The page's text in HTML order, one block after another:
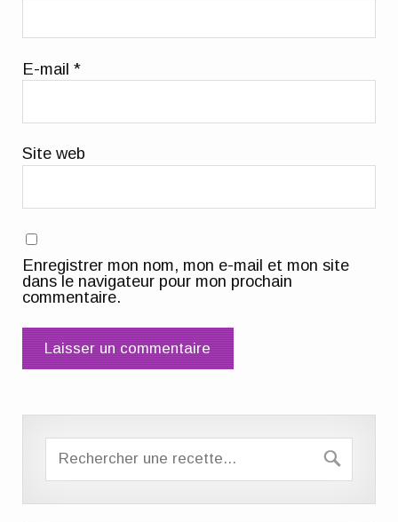
E-mail*
Site web
Enregistrer mon nom, mon e-mail et mon site
dans le navigateur pour mon prochain
commentaire.